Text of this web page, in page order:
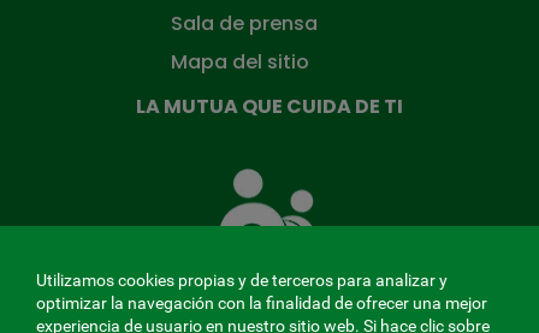
Sala de prensa
Mapa del sitio
LA MUTUA QUE CUIDA DE TI
Mutua
que
ti
Utilizamos cookies propias y de terceros para analizar y
optimizar la navegación con la finalidad de ofrecer una mejor
experiencia de usuario en nuestro sitio web. Si hace clic sobre